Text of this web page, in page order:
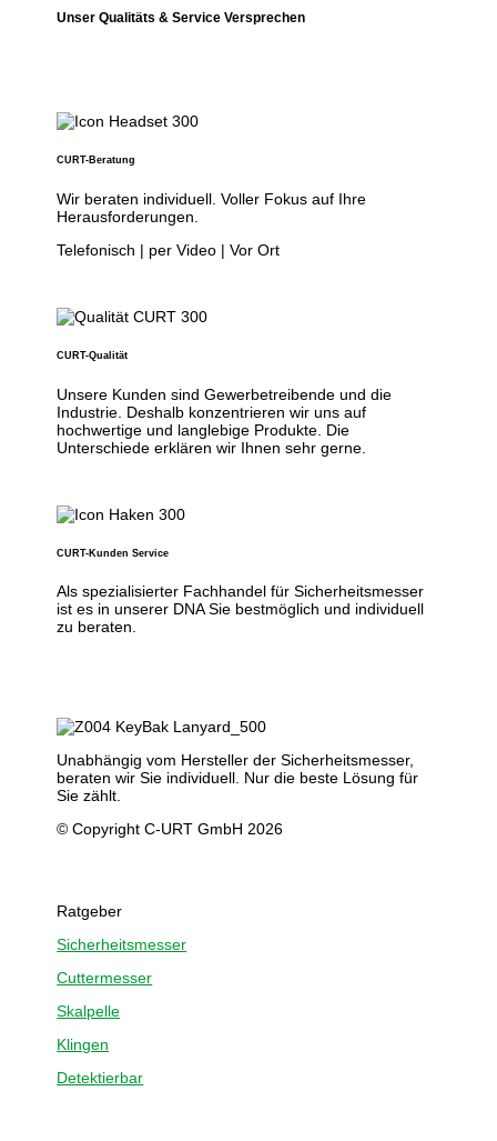
Unser Qualitäts & Service Versprechen
CURT-Beratung
Wir beraten individuell. Voller Fokus auf Ihre
Herausforderungen.
Telefonisch | per Video | Vor Ort
CURT-Qualität
Unsere Kunden sind Gewerbetreibende und die
Industrie. Deshalb konzentrieren wir uns auf
hochwertige und langlebige Produkte. Die
Unterschiede erklären wir Ihnen sehr gerne.
CURT-Kunden Service
Als spezialisierter Fachhandel für Sicherheitsmesser
ist es in unserer DNA Sie bestmöglich und individuell
zu beraten.
Unabhängig vom Hersteller der Sicherheitsmesser,
beraten wir Sie individuell. Nur die beste Lösung für
Sie zählt.
© Copyright C-URT GmbH 2026
Ratgeber
Sicherheitsmesser
Cuttermesser
Skalpelle
Klingen
Detektierbar